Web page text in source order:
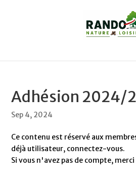
Adhésion 2024/
Sep 4, 2024
Ce contenu est réservé aux
déjà utilisateur, connectez-vous.
Si vous n'avez pas de compte,